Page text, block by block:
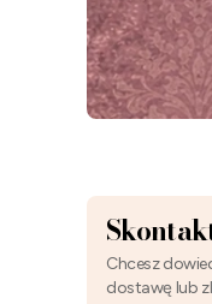
Chcesz
dostawę lub